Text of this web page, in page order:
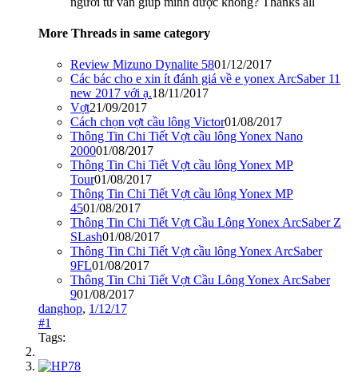
More Threads in same category
Review Mizuno Dynalite 5801/12/2017
Các bác cho e xin ít đánh giá về e yonex ArcSaber 11
new 2017 với ạ.18/11/2017
Vợt21/09/2017
Cách chọn vợt cầu lông Victor01/08/2017
Thông Tin Chi Tiết Vợt cầu lông Yonex Nano
200001/08/2017
Thông Tin Chi Tiết Vợt cầu lông Yonex MP
Tour01/08/2017
Thông Tin Chi Tiết Vợt cầu lông Yonex MP
4501/08/2017
Thông Tin Chi Tiết Vợt Cầu Lông Yonex ArcSaber Z
SLash01/08/2017
Thông Tin Chi Tiết Vợt cầu lông Yonex ArcSaber
9FL01/08/2017
Thông Tin Chi Tiết Vợt Cầu Lông Yonex ArcSaber
901/08/2017
danghop, 1/12/17
#1
Tags: